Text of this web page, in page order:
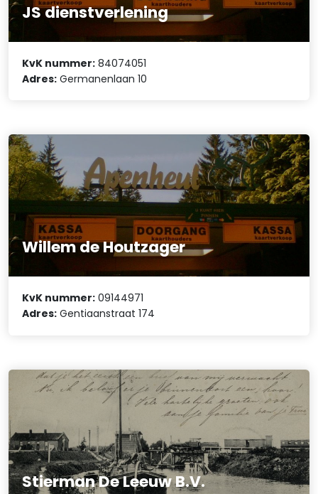
JS dienstverlening
KvK nummer: 84074051
Adres: Germanenlaan 10
Willem de Houtzager
KvK nummer: 09144971
Adres: Gentiaanstraat 174
Stierman De Leeuw B.V.